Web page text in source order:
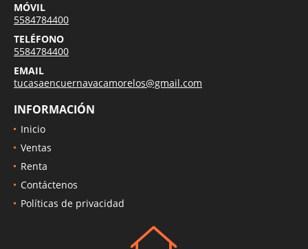
Cuernavaca - Morelos - México
MÓVIL
5584784400
TELÉFONO
5584784400
EMAIL
tucasaencuernavacamorelos@gmail.com
INFORMACIÓN
Inicio
Ventas
Renta
Contáctenos